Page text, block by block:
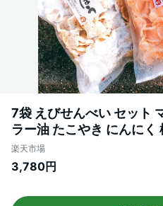
7袋 えびせんべい セット
ラー油 たこやき にんにく
取り寄せ 詰め合わせ おせ
ギフト 内祝い お祝い お礼
お菓子 せんべい 日持ち
楽天市場
3,780円